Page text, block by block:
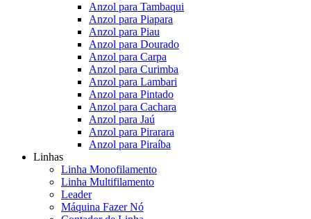
Anzol para Tambaqui
Anzol para Piapara
Anzol para Piau
Anzol para Dourado
Anzol para Carpa
Anzol para Curimba
Anzol para Lambari
Anzol para Pintado
Anzol para Cachara
Anzol para Jaú
Anzol para Pirarara
Anzol para Piraíba
Linhas
Linha Monofilamento
Linha Multifilamento
Leader
Máquina Fazer Nó